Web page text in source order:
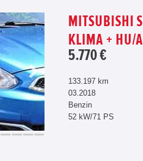
MITSUBISHI
KLIMA + HU/
5.770 €
133.197 km
03.2018
Benzin
52 kW/71 PS